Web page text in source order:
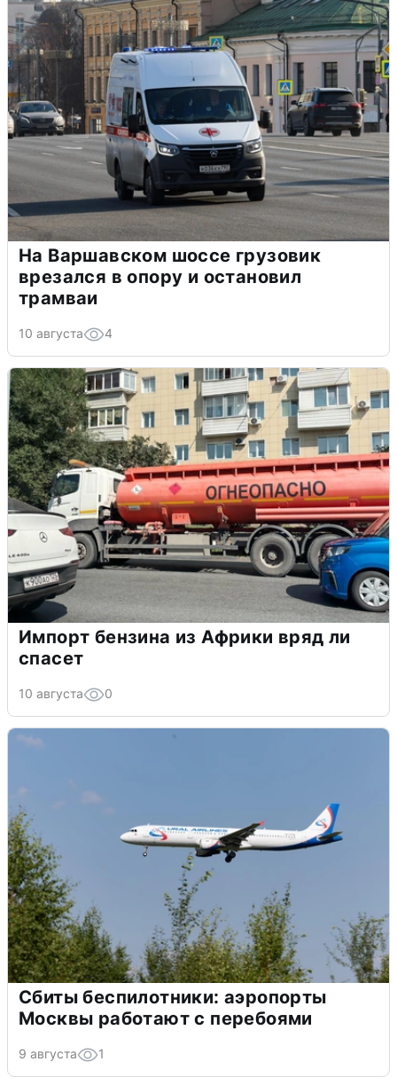
На Варшавском шоссе грузовик
врезался в опору и остановил
трамваи
10 августа 4
Импорт бензина из Африки вряд ли
спасет
10 августа 0
Сбиты беспилотники: аэропорты
Москвы работают с перебоями
9 августа 1